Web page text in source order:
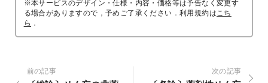
※本サービスのデザイン・仕様・内容・価格等は予告なく変更す
る場合がありますので，予めご了承ください．利用規約はこち
ら ．
前の記事 次の記事